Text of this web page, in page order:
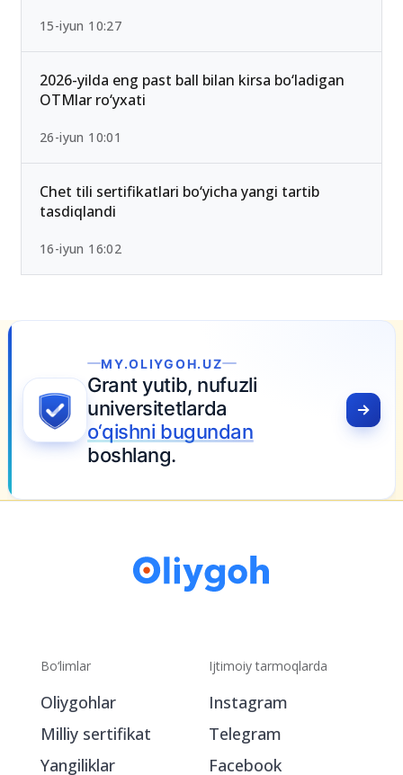
15-iyun 10:27
2026-yilda eng past ball bilan kirsa bo‘ladigan
OTMlar ro‘yxati
26-iyun 10:01
Chet tili sertifikatlari bo‘yicha yangi tartib
tasdiqlandi
16-iyun 16:02
nufuzli
bugundan
Bo‘limlar Ijtimoiy tarmoqlarda